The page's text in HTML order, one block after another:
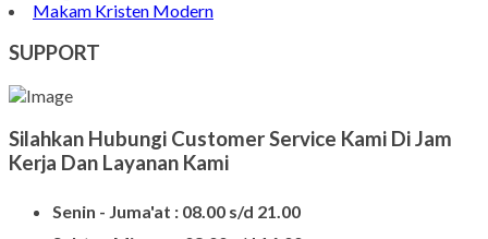
Model Kuburan Kristen
Batu Nisan Kuburan
Produk Batu Nisan Marmer
Jual Nisan Murah
Nisan Prasasti Granit
Model Makam Bahan Granit
Makam Batu Alam
Kijing Makam Marmer Termurah